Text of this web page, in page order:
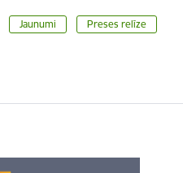
Jaunumi Preses relīze